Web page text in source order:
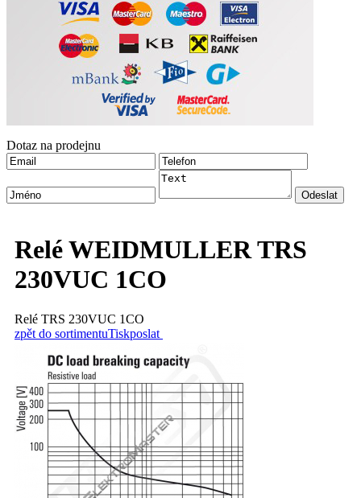
Dotaz na prodejnu
Relé WEIDMULLER TRS
230VUC 1CO
Relé TRS 230VUC 1CO
zpět do sortimentuTiskposlat